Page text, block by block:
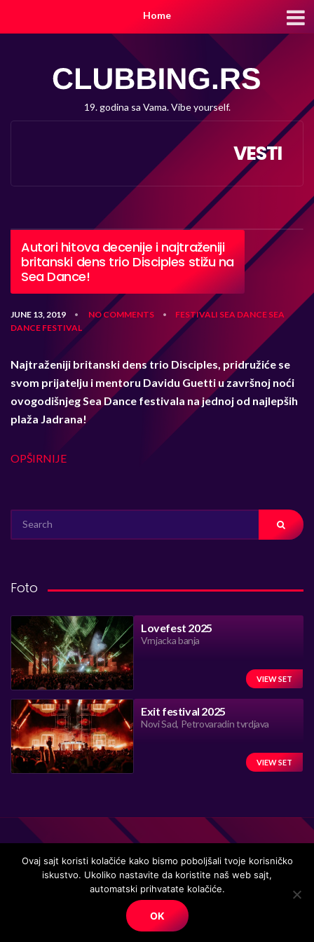
Home
19. godina sa Vama. Vibe yourself.
VESTI
Autori hitova decenije i najtraženiji
britanski dens trio Disciples stižu na
Sea Dance!
JUNE 13, 2019 • NO COMMENTS • FESTIVALI SEA DANCE SEA
DANCE FESTIVAL
Najtraženiji britanski dens trio Disciples, pridružiće se
svom prijatelju i mentoru Davidu Guetti u završnoj noći
ovogodišnjeg Sea Dance festivala na jednoj od najlepših
plaža Jadrana!
OPŠIRNIJE
FOR:
Foto
Lovefest 2025
Vrnjacka banja
VIEW SET
Exit festival 2025
Novi Sad, Petrovaradin tvrdjava
VIEW SET
Handmade in Serbia 15 years ago, while listening to the great
© Copyright. All right reserved.
Ovaj sajt koristi kolačiće kako bismo poboljšali tvoje korisničko
iskustvo. Ukoliko nastavite da koristite naš web sajt,
automatski prihvatate kolačiće.
OK